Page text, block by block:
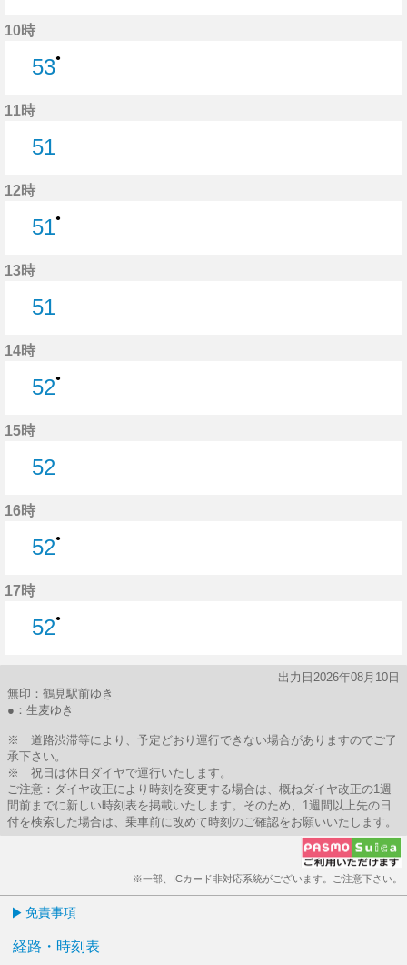
10時
53●
11時
51
12時
51●
13時
51
14時
52●
15時
52
16時
52●
17時
52●
出力日2026年08月10日
無印：鶴見駅前ゆき
●：生麦ゆき
※ 道路渋滞等により、予定どおり運行できない場合がありますのでご了
承下さい。
※ 祝日は休日ダイヤで運行いたします。
ご注意：ダイヤ改正により時刻を変更する場合は、概ねダイヤ改正の1週
間前までに新しい時刻表を掲載いたします。そのため、1週間以上先の日
付を検索した場合は、乗車前に改めて時刻のご確認をお願いいたします。
※一部、ICカード非対応系統がございます。ご注意下さい。
免責事項
経路・時刻表